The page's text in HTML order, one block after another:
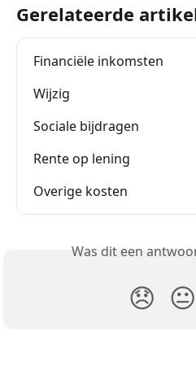
Gerelateerde
Financiële inkomsten
Wijzig
Sociale bijdragen
Rente op lening
Overige kosten
Was dit een
😞 😐